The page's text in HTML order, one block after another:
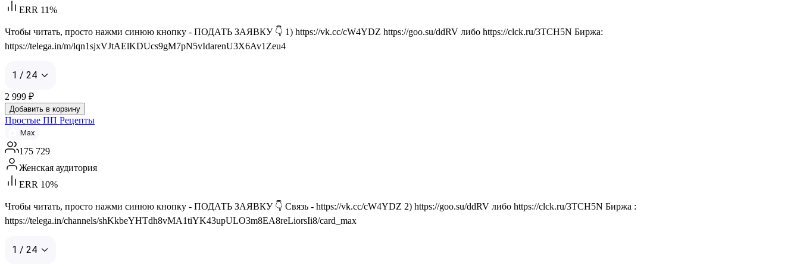
ERR 11%
Чтобы читать, просто нажми синюю кнопку - ПОДАТЬ ЗАЯВКУ 👇 1) https://vk.cc/cW4YDZ https://goo.su/ddRV либо https://clck.ru/3TCH5N Биржа:
https://telega.in/m/lqn1sjxVJtAElKDUcs9gM7pN5vIdarenU3X6Av1Zeu4
1 / 24
2 999 ₽
Добавить в корзину
Простые ПП Рецепты
Max
175 729
Женская аудитория
ERR 10%
Чтобы читать, просто нажми синюю кнопку - ПОДАТЬ ЗАЯВКУ 👇 Связь - https://vk.cc/cW4YDZ 2) https://goo.su/ddRV либо https://clck.ru/3TCH5N Биржа :
https://telega.in/channels/shKkbeYHTdh8vMA1tiYK43upULO3m8EA8reLiorsIi8/card_max
1 / 24